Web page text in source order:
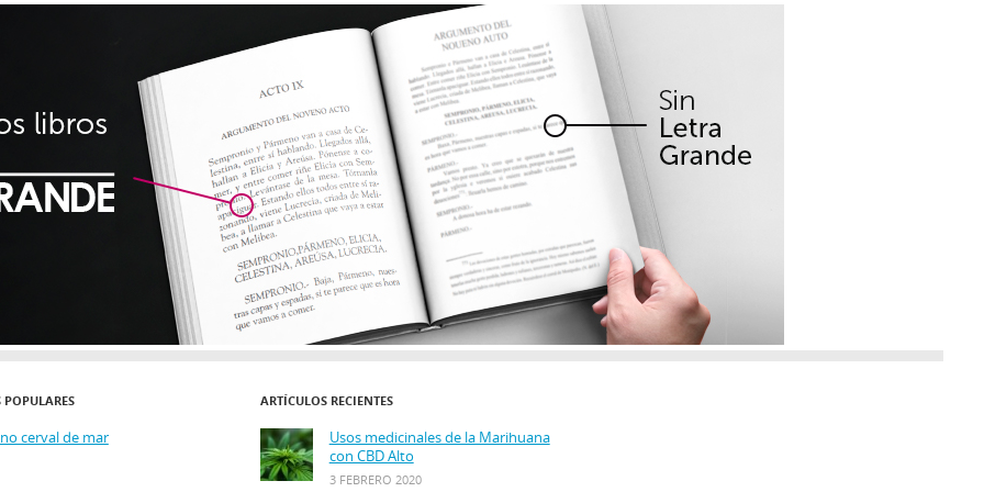
cerval de mar
ARTÍCULOS RECIENTES
Usos medicinales de la Marihuana
con CBD Alto
3 FEBRERO 2020